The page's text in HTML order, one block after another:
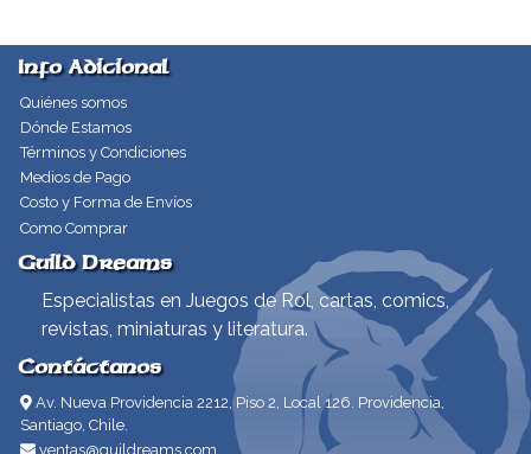
Info Adicional
Quiénes somos
Dónde Estamos
Términos y Condiciones
Medios de Pago
Costo y Forma de Envíos
Como Comprar
Guild Dreams
Especialistas en Juegos de Rol, cartas, comics,
revistas, miniaturas y literatura.
Contáctanos
Av. Nueva Providencia 2212, Piso 2, Local 126. Providencia,
Santiago, Chile.
ventas@guildreams.com